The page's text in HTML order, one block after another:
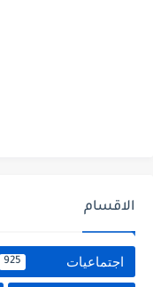
الاقسام
اجتماعيات 925